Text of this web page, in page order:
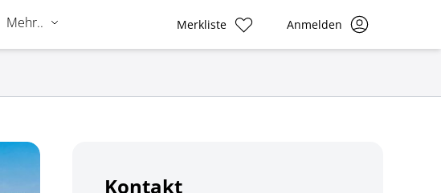
Mehr.. Merkliste Anmelden
Kontakt